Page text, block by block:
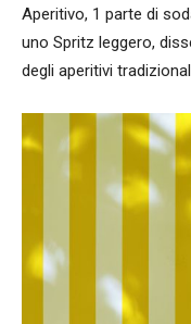
Aperitivo, 1 parte di
uno Spritz leggero,
degli aperitivi